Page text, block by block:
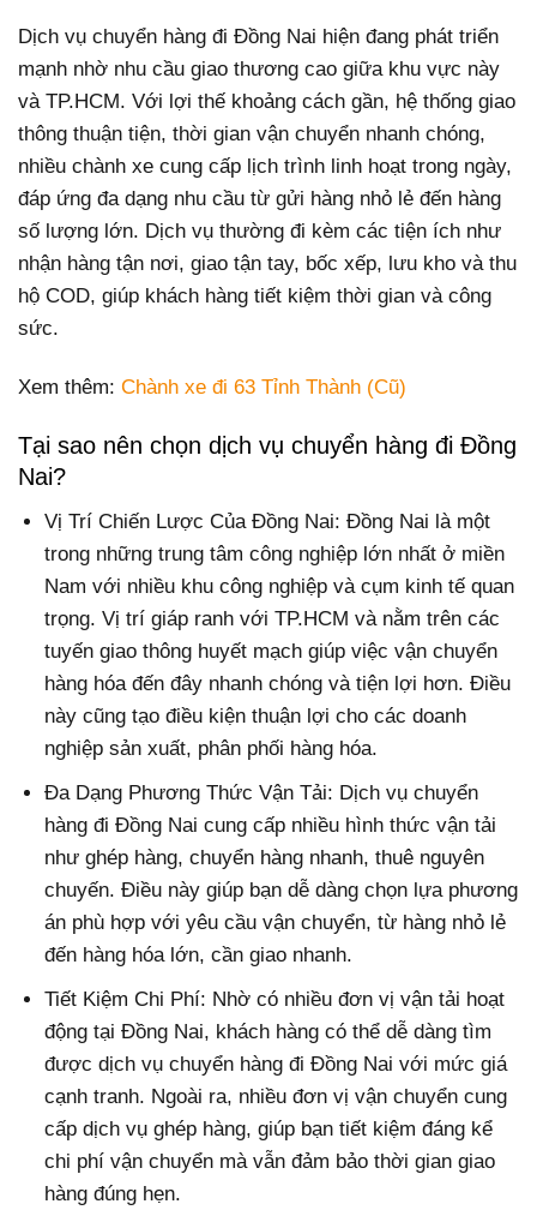
Dịch vụ chuyển hàng đi Đồng Nai hiện đang phát triển
mạnh nhờ nhu cầu giao thương cao giữa khu vực này
và TP.HCM. Với lợi thế khoảng cách gần, hệ thống giao
thông thuận tiện, thời gian vận chuyển nhanh chóng,
nhiều chành xe cung cấp lịch trình linh hoạt trong ngày,
đáp ứng đa dạng nhu cầu từ gửi hàng nhỏ lẻ đến hàng
số lượng lớn. Dịch vụ thường đi kèm các tiện ích như
nhận hàng tận nơi, giao tận tay, bốc xếp, lưu kho và thu
hộ COD, giúp khách hàng tiết kiệm thời gian và công
sức.
Xem thêm: Chành xe đi 63 Tỉnh Thành (Cũ)
Tại sao nên chọn dịch vụ chuyển hàng đi Đồng
Nai?
Vị Trí Chiến Lược Của Đồng Nai: Đồng Nai là một
trong những trung tâm công nghiệp lớn nhất ở miền
Nam với nhiều khu công nghiệp và cụm kinh tế quan
trọng. Vị trí giáp ranh với TP.HCM và nằm trên các
tuyến giao thông huyết mạch giúp việc vận chuyển
hàng hóa đến đây nhanh chóng và tiện lợi hơn. Điều
này cũng tạo điều kiện thuận lợi cho các doanh
nghiệp sản xuất, phân phối hàng hóa.
Đa Dạng Phương Thức Vận Tải: Dịch vụ chuyển
hàng đi Đồng Nai cung cấp nhiều hình thức vận tải
như ghép hàng, chuyển hàng nhanh, thuê nguyên
chuyến. Điều này giúp bạn dễ dàng chọn lựa phương
án phù hợp với yêu cầu vận chuyển, từ hàng nhỏ lẻ
đến hàng hóa lớn, cần giao nhanh.
Tiết Kiệm Chi Phí: Nhờ có nhiều đơn vị vận tải hoạt
động tại Đồng Nai, khách hàng có thể dễ dàng tìm
được dịch vụ chuyển hàng đi Đồng Nai với mức giá
cạnh tranh. Ngoài ra, nhiều đơn vị vận chuyển cung
cấp dịch vụ ghép hàng, giúp bạn tiết kiệm đáng kể
chi phí vận chuyển mà vẫn đảm bảo thời gian giao
hàng đúng hẹn.